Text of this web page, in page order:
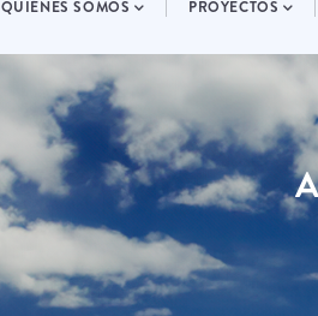
QUIÉNES SOMOS PROYECTOS